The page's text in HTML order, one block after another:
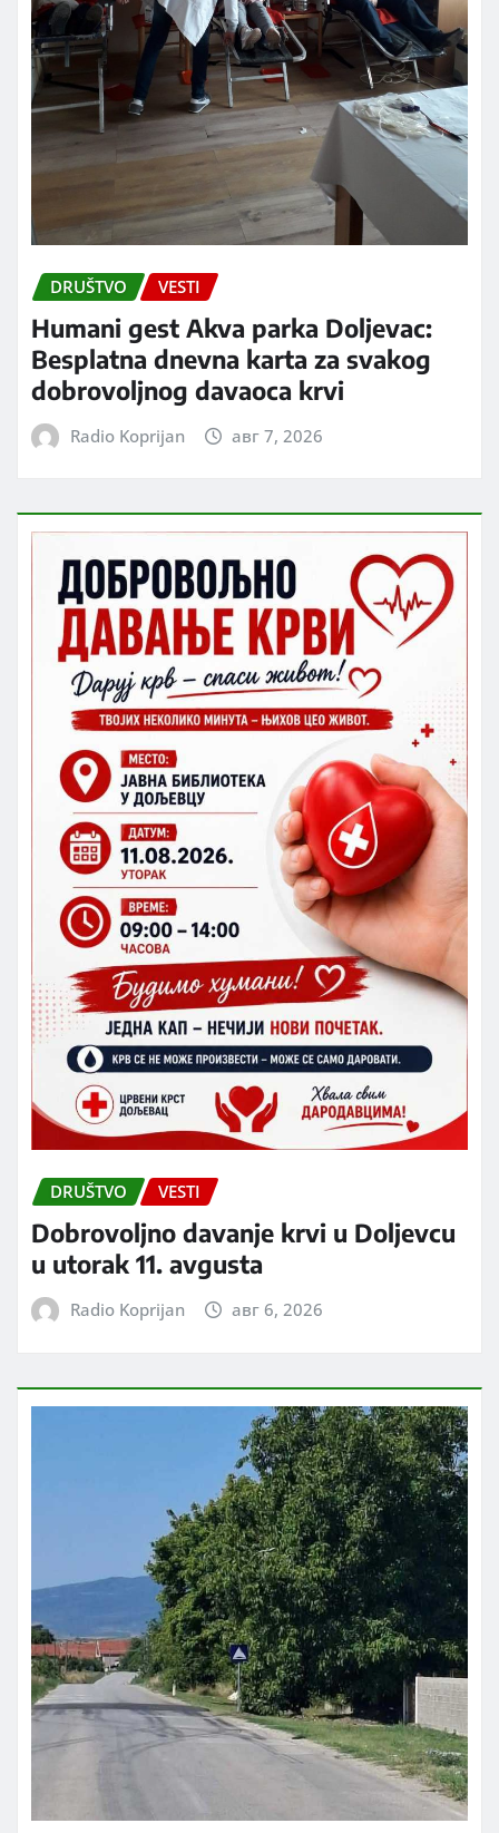
DRUŠTVO VESTI
Humani gest Akva parka Doljevac:
Besplatna dnevna karta za svakog
dobrovoljnog davaoca krvi
Radio Koprijan авг 7, 2026
DRUŠTVO VESTI
Dobrovoljno davanje krvi u Doljevcu
u utorak 11. avgusta
Radio Koprijan авг 6, 2026